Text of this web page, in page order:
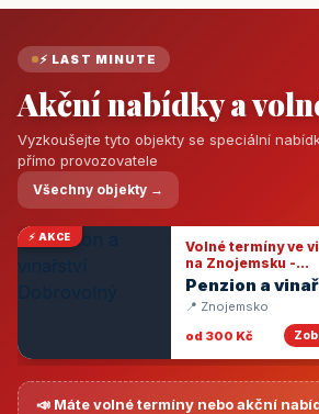
⚡ LAST MINUTE
Akční nabídky a
Vyzkoušejte tyto objekty se speciální
přímo provozovatele
Všechny objekty →
⚡ AKCE
Volné termíny ve
na Znojemsku -
degustace vín
Penzion a
Dobrovolný
📍 Znojemsko
od 300 Kč
📣 Máte volné termíny nebo akční